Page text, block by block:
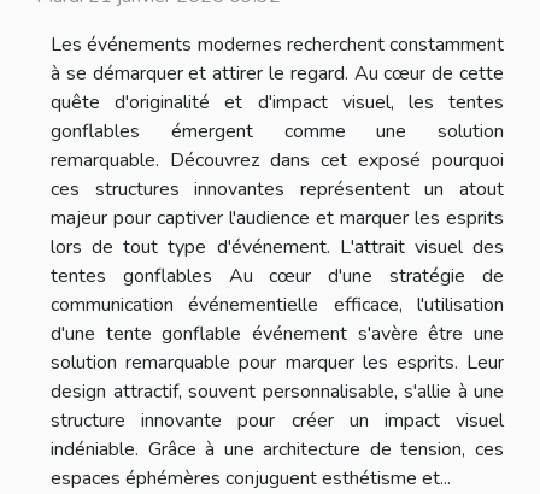
Les événements modernes recherchent constamment
à se démarquer et attirer le regard. Au cœur de cette
quête d'originalité et d'impact visuel, les tentes
gonflables émergent comme une solution
remarquable. Découvrez dans cet exposé pourquoi
ces structures innovantes représentent un atout
majeur pour captiver l'audience et marquer les esprits
lors de tout type d'événement. L'attrait visuel des
tentes gonflables Au cœur d'une stratégie de
communication événementielle efficace, l'utilisation
d'une tente gonflable événement s'avère être une
solution remarquable pour marquer les esprits. Leur
design attractif, souvent personnalisable, s'allie à une
structure innovante pour créer un impact visuel
indéniable. Grâce à une architecture de tension, ces
espaces éphémères conjuguent esthétisme et...